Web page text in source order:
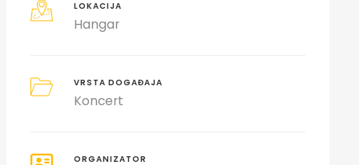
LOKACIJA
Hangar
VRSTA DOGAĐAJA
Koncert
ORGANIZATOR